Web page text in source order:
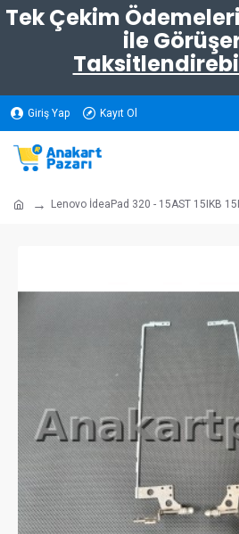
Tek Çekim
ile
Giriş Yap Kayıt Ol
Lenovo İdeaPad 320 - 15AST 15IKB